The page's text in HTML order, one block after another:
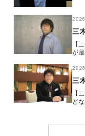
三
【
が
三
【
ど